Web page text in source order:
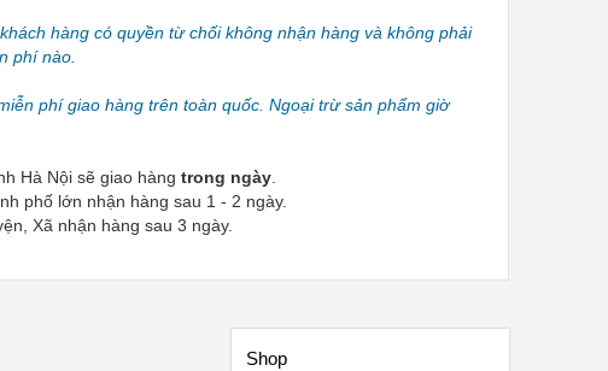
hàng có quyền từ chối không nhận hàng và không phải
phí nào.
phí giao hàng trên toàn quốc. Ngoại trừ sản phẩm giờ
Hà Nội sẽ giao hàng trong ngày.
phố lớn nhận hàng sau 1 - 2 ngày.
Xã nhận hàng sau 3 ngày.
Shop